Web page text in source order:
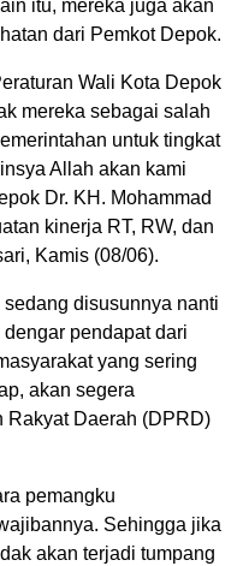
itu, mereka juga akan
dari Pemkot Depok.
Wali Kota Depok
mereka sebagai salah
untuk tingkat
Allah akan kami
Dr. KH. Mohammad
kinerja RT, RW, dan
Kamis (08/06).
disusunnya nanti
pendapat dari
yang sering
akan segera
Daerah (DPRD)
pemangku
Sehingga jika
akan terjadi tumpang